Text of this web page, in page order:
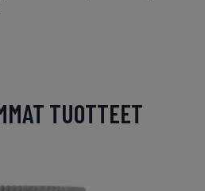
TUOTTEET